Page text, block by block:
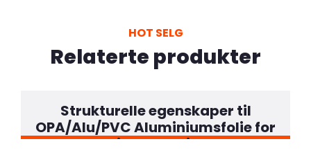
HOT SELG
Relaterte produkter
Strukturelle egenskaper til
OPA/Alu/PVC Aluminiumsfolie for
blisterpakning